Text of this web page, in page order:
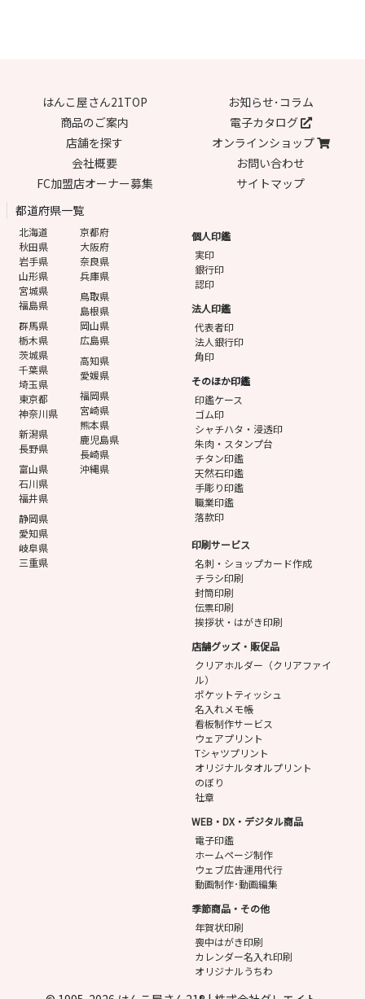
はんこ屋さん21TOP
お知らせ･コラム
商品のご案内
電子カタログ
店舗を探す
オンラインショップ
会社概要
お問い合わせ
FC加盟店オーナー募集
サイトマップ
都道府県一覧
北海道
秋田県
岩手県
山形県
宮城県
福島県
群馬県
栃木県
茨城県
千葉県
埼玉県
東京都
神奈川県
新潟県
長野県
富山県
石川県
福井県
静岡県
愛知県
岐阜県
三重県
京都府
大阪府
奈良県
兵庫県
鳥取県
島根県
岡山県
広島県
高知県
愛媛県
福岡県
宮崎県
熊本県
鹿児島県
長崎県
沖縄県
個人印鑑
実印
銀行印
認印
法人印鑑
代表者印
法人銀行印
角印
そのほか印鑑
印鑑ケース
ゴム印
シャチハタ・浸透印
朱肉・スタンプ台
チタン印鑑
天然石印鑑
手彫り印鑑
職業印鑑
落款印
印刷サービス
名刺・ショップカード作成
チラシ印刷
封筒印刷
伝票印刷
挨拶状・はがき印刷
店舗グッズ・販促品
クリアホルダー（クリアファイ
ル）
ポケットティッシュ
名入れメモ帳
看板制作サービス
ウェアプリント
Tシャツプリント
オリジナルタオルプリント
のぼり
社章
WEB・DX・デジタル商品
電子印鑑
ホームページ制作
ウェブ広告運用代行
動画制作･動画編集
季節商品・その他
年賀状印刷
喪中はがき印刷
カレンダー名入れ印刷
オリジナルうちわ